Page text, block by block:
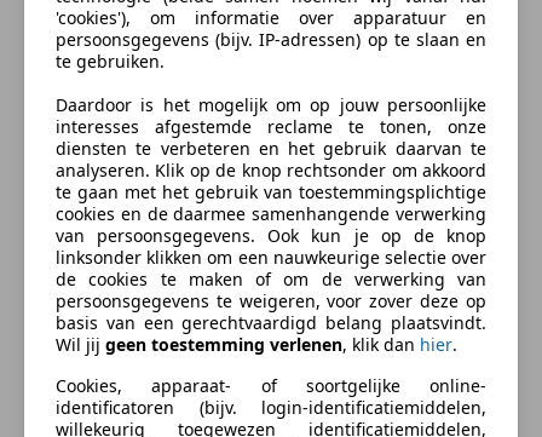
Technische Gegevens
Vermogen kW (PK)
Transmissie
Handgeschakeld
Cilinderinhoud
1.449 cm³
Versnellingen
6
Cilinders
2
'cookies'), om informatie over apparatuur en
persoonsgegevens (bijv. IP-adressen) op te slaan en
te gebruiken.
Daardoor is het mogelijk om op jouw persoonlijke
interesses afgestemde reclame te tonen, onze
diensten te verbeteren en het gebruik daarvan te
analyseren. Klik op de knop rechtsonder om akkoord
te gaan met het gebruik van toestemmingsplichtige
cookies en de daarmee samenhangende verwerking
van persoonsgegevens. Ook kun je op de knop
linksonder klikken om een nauwkeurige selectie over
de cookies te maken of om de verwerking van
persoonsgegevens te weigeren, voor zover deze op
basis van een gerechtvaardigd belang plaatsvindt.
Wil jij geen toestemming verlenen, klik dan hier.
Cookies, apparaat- of soortgelijke online-
identificatoren (bijv. login-identificatiemiddelen,
willekeurig toegewezen identificatiemiddelen,